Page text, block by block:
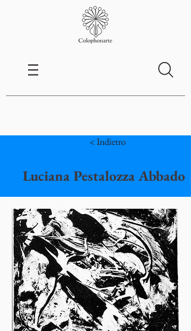
< Indietro
Luciana Pestalozza Abbado